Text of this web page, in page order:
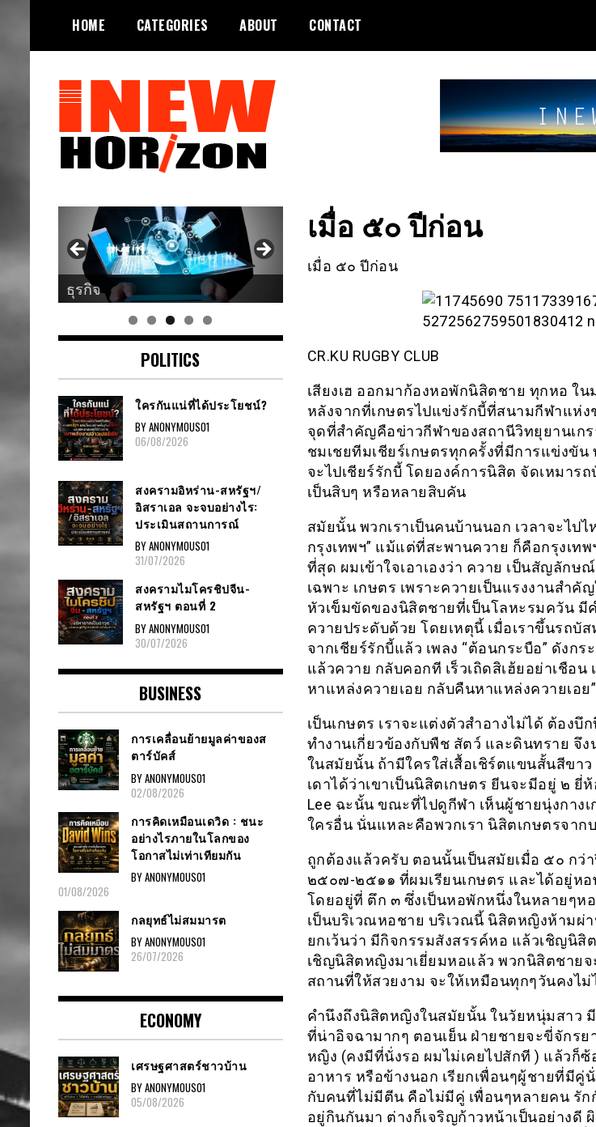
content
HOME CATEGORIES ABOUT CONTACT
INEWHORIZON
เมื่อ ๕๐ ปีก่อน
เมื่อ ๕๐ ปีก่อน
CR.KU RUGBY CLUB
เสียงเฮ ออกมาก้องหอพักนิสิตชาย ทุกหอ ใ
หลังจากที่เกษตรไปแข่งรักบี้ที่สนามกีฬาแห่
จุดที่สำคัญคือข่าวกีฬาของสถานีวิทยุยานเก
ชมเชยทีมเชียร์เกษตรทุกครั้งที่มีการแข่งขัน
จะไปเชียร์รักบี้ โดยองค์การนิสิต จัดเหมาร
เป็นสิบๆ หรือหลายสิบคัน
สมัยนั้น พวกเราเป็นคนบ้านนอก เวลาจะไปไ
กรุงเทพฯ” แม้แต่ที่สะพานควาย ก็คือกรุงเทพ
ที่สุด ผมเข้าใจเอาเองว่า ควาย เป็นสัญลักษ
เฉพาะ เกษตร เพราะควายเป็นแรงงานสำ
หัวเข็มขัดของนิสิตชายที่เป็นโลหะรมควัน มี
ควายประดับด้วย โดยเหตุนี้ เมื่อเราขึ้นรถบั
จากเชียร์รักบี้แล้ว เพลง “ต้อนกระบือ” ดังก
แล้วควาย กลับคอกที เร็วเถิดสิเฮ้ยอย่าเชือน
หาแหล่งควายเอย กลับคืนหาแหล่งควายเอย”
เป็นเกษตร เราจะแต่งตัวสำอางไม่ได้ ต้องบึ
ทำงานเกี่ยวข้องกับพืช สัตว์ และดินทราย จึ
ในสมัยนั้น ถ้ามีใครใส่เสื้อเชิร์ตแขนสั้นสีขาว
เดาได้ว่าเขาเป็นนิสิตเกษตร ยีนจะมีอยู่ ๒ ยี่
Lee ฉะนั้น ขณะที่ไปดูกีฬา เห็นผู้ชายนุ่งกางเ
ใครอื่น นั่นแหละคือพวกเรา นิสิตเกษตรจาก
ถูกต้องแล้วครับ ตอนนั้นเป็นสมัยเมื่อ ๕๐ กว่
๒๕๐๗-๒๕๑๑ ที่ผมเรียนเกษตร และได้อยู่ห
โดยอยู่ที่ ตึก ๓ ซึ่งเป็นหอพักหนึ่งในหลายๆห
เป็นบริเวณหอชาย บริเวณนี้ นิสิตหญิงห้ามผ่
ยกเว้นว่า มีกิจกรรมสังสรรค์หอ แล้วเชิญนิสิ
เชิญนิสิตหญิงมาเยี่ยมหอแล้ว พวกนิสิตชายจ
สถานที่ให้สวยงาม จะให้เหมือนทุกๆวันคงไม่
คำนึงถึงนิสิตหญิงในสมัยนั้น ในวัยหนุ่มสาว
ที่น่าอิจฉามากๆ ตอนเย็น ฝ่ายชายจะขี่จักร
หญิง (คงมีที่นั่งรอ ผมไม่เคยไปสักที ) แล้วก็
อาหาร หรือข้างนอก เรียกเพื่อนๆผู้ชายที่มีคู่
กับคนที่ไม่มีตีน คือไม่มีคู่ เพื่อนๆหลายคน รัก
อยู่กินกันมา ต่างก็เจริญก้าวหน้าเป็นอย่างดี
ศาสนา
POLITICS
ใครกันแน่ที่ได้ประโยชน์?
BY ANONYMOUS01
06/08/2026
สงครามอิหร่าน-สหรัฐฯ/
อิสราเอล จะจบอย่างไร:
ประเมินสถานการณ์
BY ANONYMOUS01
31/07/2026
สงครามไมโครชิปจีน-
สหรัฐฯ ตอนที่ 2
BY ANONYMOUS01
30/07/2026
BUSINESS
การเคลื่อนย้ายมูลค่าของส
ตาร์บัคส์
BY ANONYMOUS01
02/08/2026
การคิดเหมือนเดวิด : ชนะ
อย่างไรภายในโลกของ
โอกาสไม่เท่าเทียมกัน
BY ANONYMOUS01
01/08/2026
กลยุทธ์ไม่สมมารต
BY ANONYMOUS01
26/07/2026
ECONOMY
เศรษฐศาสตร์ชาวบ้าน
BY ANONYMOUS01
05/08/2026